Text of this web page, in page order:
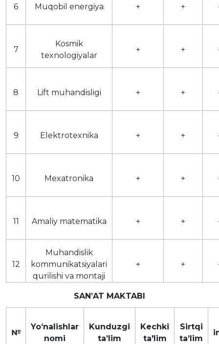
6 Muqobil energiya + +
7
Kosmik
texnologiyalar
+ +
8 Lift muhandisligi + +
9 Elektrotexnika + +
10 Mexatronika + +
11 Amaliy matematika + +
12
Muhandislik
kommunikatsiyalari
qurilishi va montaji
+ +
SANʼAT MAKTABI
№
Yoʻnalishlar
nomi
Kunduzgi
taʼlim
Kechki
ta'lim
Sirtqi
taʼlim